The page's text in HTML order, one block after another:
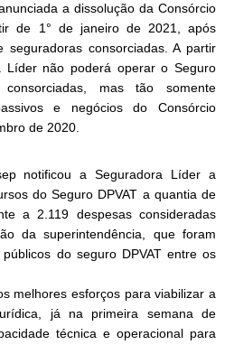
a dissolução da Consórcio
de 1° de janeiro de 2021, após
seguradoras consorciadas. A partir
Líder não poderá operar o Seguro
mas tão somente
e negócios do Consórcio
de 2020.
notificou a Seguradora Líder a
do Seguro DPVAT a quantia de
a 2.119 despesas consideradas
da superintendência, que foram
do seguro DPVAT entre os
melhores esforços para viabilizar a
já na primeira semana de
técnica e operacional para